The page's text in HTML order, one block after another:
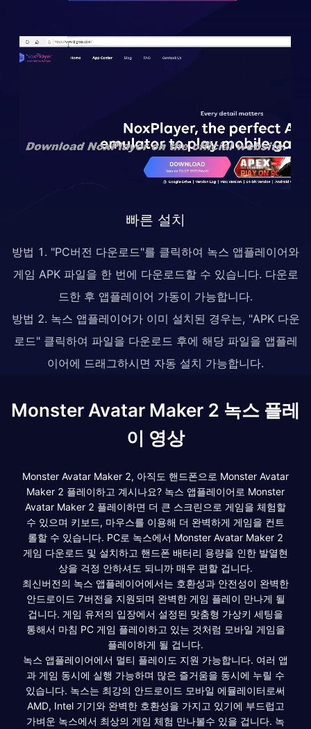
빠른 설치
방법 1. "PC버전 다운로드"를 클릭하여 녹스 앱플레이어와
게임 APK 파일을 한 번에 다운로드할 수 있습니다. 다운로
드한 후 앱플레이어 가동이 가능합니다.
방법 2. 녹스 앱플레이어가 이미 설치된 경우는, "APK 다운
로드" 클릭하여 파일을 다운로드 후에 해당 파일을 앱플레
이어에 드래그하시면 자동 설치 가능합니다.
Monster Avatar Maker 2 녹스 플레
이 영상
Monster Avatar Maker 2, 아직도 핸드폰으로 Monster Avatar
Maker 2 플레이하고 계시나요? 녹스 앱플레이어로 Monster
Avatar Maker 2 플레이하면 더 큰 스크린으로 게임을 체험할
수 있으며 키보드, 마우스를 이용해 더 완벽하게 게임을 컨트
롤할 수 있습니다. PC로 녹스에서 Monster Avatar Maker 2
게임 다운로드 및 설치하고 핸드폰 배터리 용량을 인한 발열현
상을 걱정 안하셔도 되니까 매우 편할 겁니다.
최신버전의 녹스 앱플레이어에서는 호환성과 안전성이 완벽한
안드로이드 7버전을 지원되며 완벽한 게임 플레이 만나게 될
겁니다. 게임 유저의 입장에서 설정된 맞춤형 가상키 세팅을
통해서 마침 PC 게임 플레이하고 있는 것처럼 모바일 게임을
플레이하게 될 겁니다.
녹스 앱플레이어에서 멀티 플레이도 지원 가능합니다. 여러 앱
과 게임 동시에 실행 가능하며 많은 즐거움을 동시에 누릴 수
있습니다. 녹스는 최강의 안드로이드 모바일 에뮬레이터로써
AMD, Intel 기기와 완벽한 호환성을 가지고 있기에 부드럽고
가벼운 녹스에서 최상의 게임 체험 만나볼수 있을 겁니다. 녹